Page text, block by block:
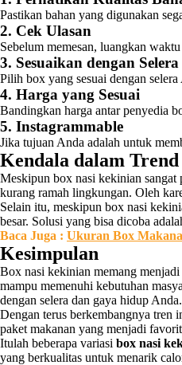
Pastikan bahan yang digunakan
2. Cek Ulasan
Sebelum memesan, luangkan
3. Sesuaikan dengan Selera
Pilih box yang sesuai dengan
4. Harga yang Sesuai
Bandingkan harga antar penyedia
5. Instagrammable
Jika tujuan Anda adalah untuk
Kendala dalam
Meskipun box nasi kekinian sangat
kurang ramah lingkungan. Oleh
Selain itu, meskipun box nasi
besar. Solusi yang bisa dicoba
Baca Juga : Ukuran Box
Kesimpulan
Box nasi kekinian memang
mampu memenuhi kebutuhan
dengan selera dan gaya hidup Anda.
Dengan terus berkembangnya tren
paket makanan yang menjadi
Itulah beberapa variasi box nasi
yang berkualitas untuk menarik